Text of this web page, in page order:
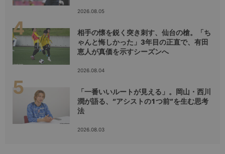
2026.08.05
相手の懐を鋭く突き刺す、仙台の槍。「ち
ゃんと悔しかった」3年目の正直で、有田
恵人が真価を示すシーズンへ
2026.08.04
「一番いいルートが見える」。岡山・西川
潤が語る、“アシストの1つ前”を生む思考
法
2026.08.03